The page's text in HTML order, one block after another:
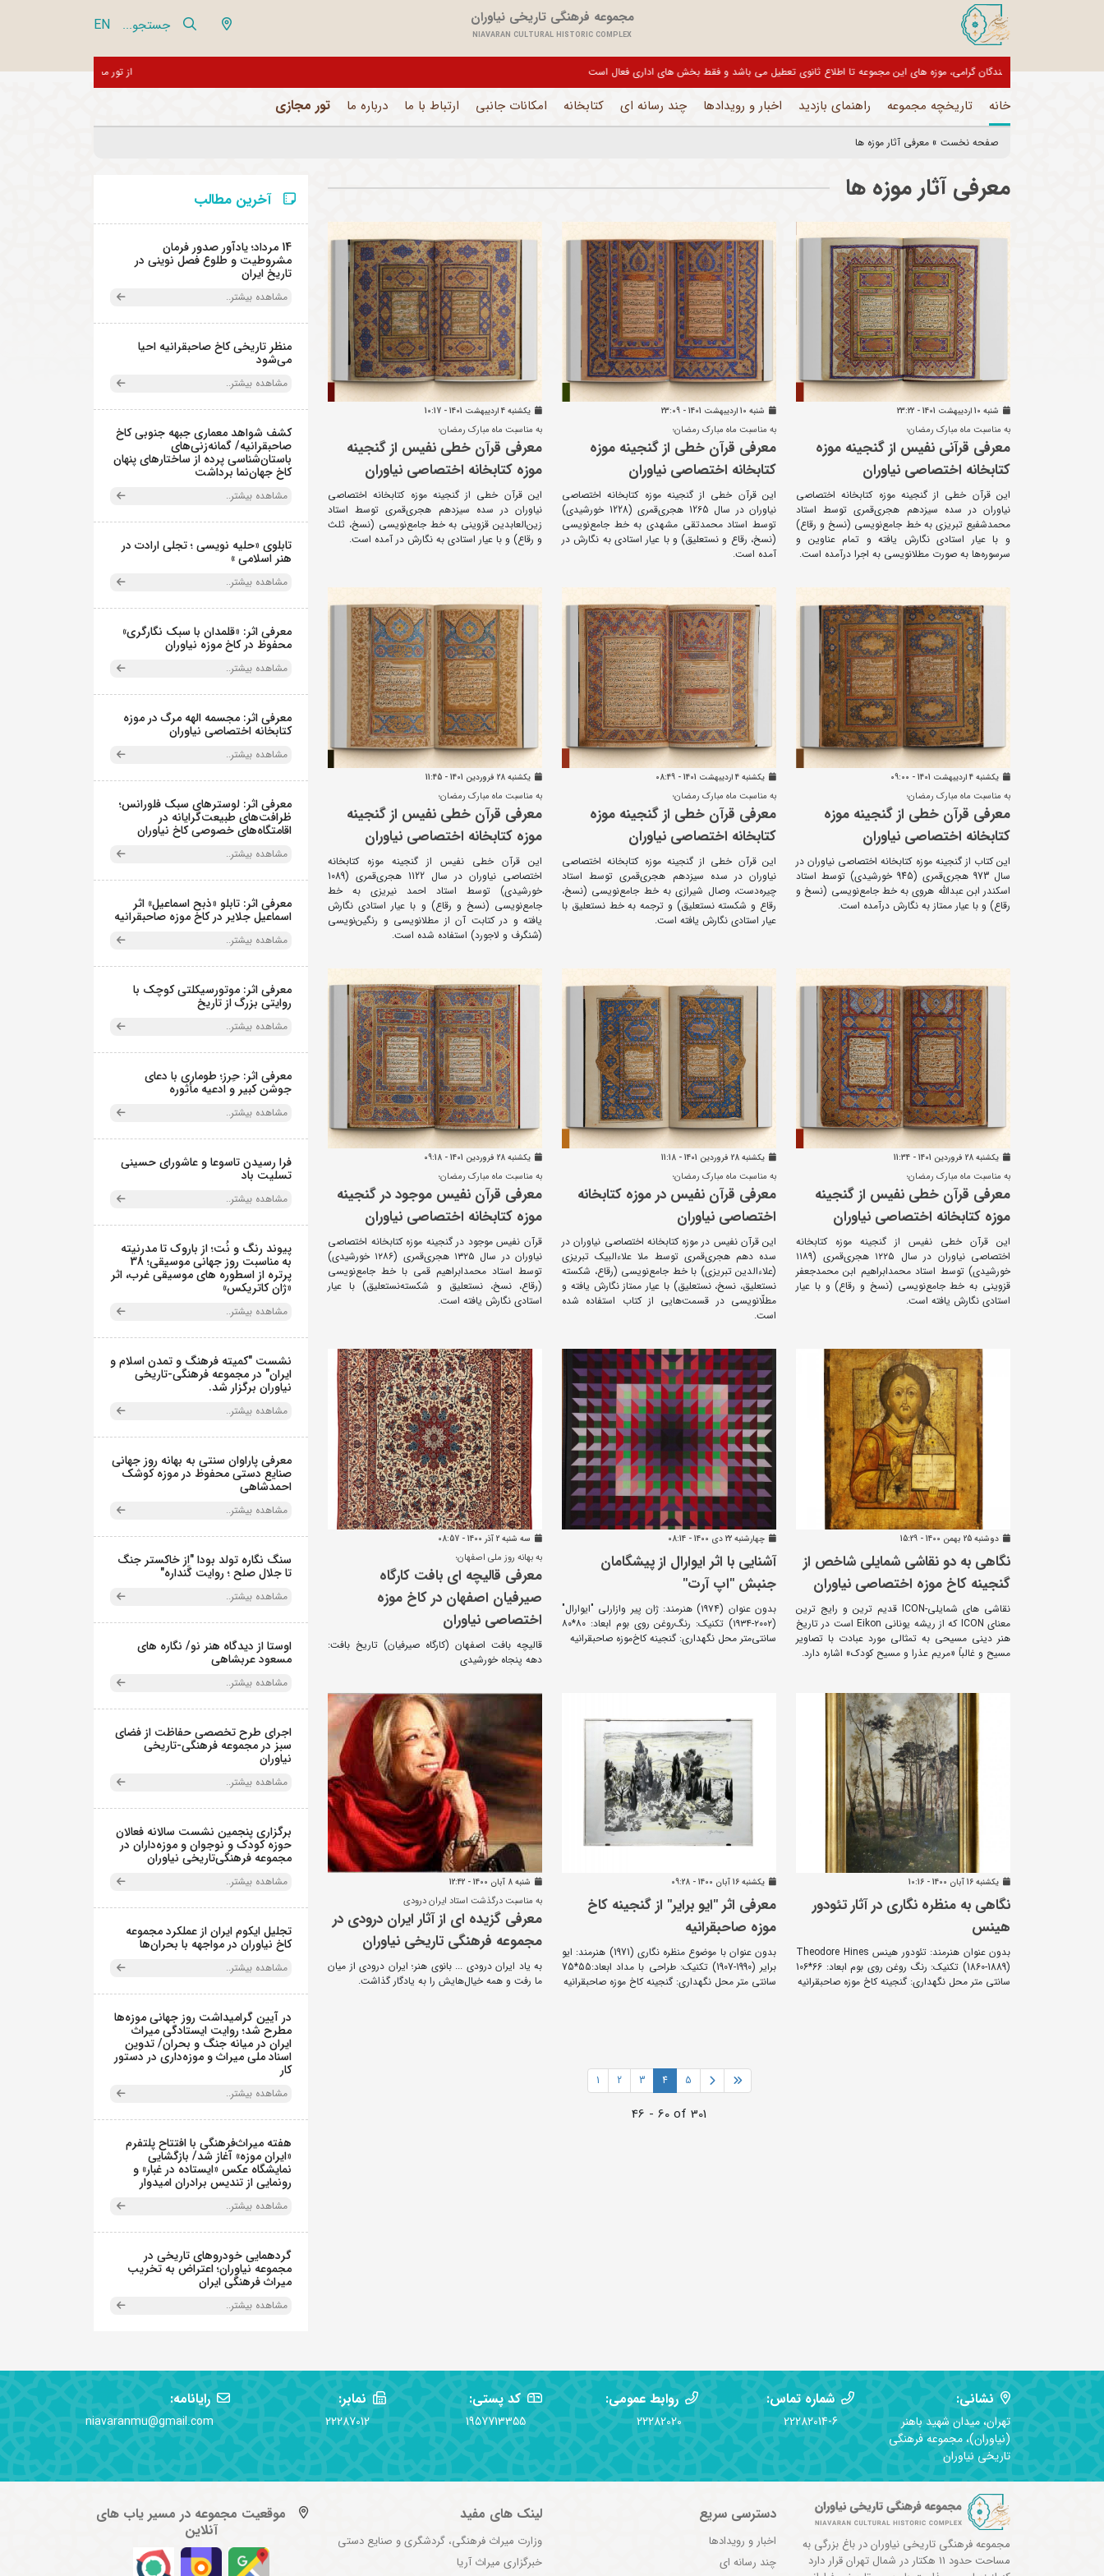
مجموعه فرهنگی تاریخی نیاوران
NIAVARAN CULTURAL HISTORIC COMPLEX جستجو... EN
از تور مجازی 360 درجه مجموعه فرهنگی تاریخی نیاوران بازدید نمایید بازدیدکنندگان گرامی، موزه های این مجموعه تا اطلاع ثانوی تعطیل می باشد و فقط بخش های اداری فعال است
خانه تاریخچه مجموعه راهنمای بازدید اخبار و رویدادها چند رسانه ای کتابخانه امکانات جانبی ارتباط با ما درباره ما تور مجازی
صفحه نخست » معرفی آثار موزه ها
معرفی آثار موزه ها
شنبه 10 ارديبهشت 1401 - 23:22
به مناسبت ماه مبارک رمضان؛
معرفی قرآنی نفیس از گنجینه موزه
کتابخانه اختصاصی نیاوران
این قرآن خطی از گنجینه موزه کتابخانه اختصاصی
نیاوران در سده سیزدهم هجری‌قمری توسط استاد
محمدشفیع تبریزی به خط جامع‌نویسی (نسخ و رقاع)
و با عیار استادی نگارش یافته و تمام عناوین و
سرسوره‌ها به صورت مطلانویسی به اجرا درآمده است.
شنبه 10 ارديبهشت 1401 - 23:09
به مناسبت ماه مبارک رمضان؛
معرفی قرآن خطی از گنجینه موزه
کتابخانه اختصاصی نیاوران
این قرآن خطی از گنجینه موزه کتابخانه اختصاصی
نیاوران در سال 1265 هجری‌قمری (1228 خورشیدی)
توسط استاد محمدتقی مشهدی به خط جامع‌نویسی
(نسخ، رقاع و نستعلیق) و با عیار استادی به نگارش در
آمده است.
يکشنبه 4 ارديبهشت 1401 - 10:17
به مناسبت ماه مبارک رمضان؛
معرفی قرآن خطی نفیس از گنجینه
موزه کتابخانه اختصاصی نیاوران
این قرآن خطی از گنجینه موزه کتابخانه اختصاصی
نیاوران در سده سیزدهم هجری‌قمری توسط استاد
زین‌العابدین قزوینی به خط جامع‌نویسی (نسخ، ثلث
و رقاع) و با عیار استادی به نگارش در آمده است.
يکشنبه 4 ارديبهشت 1401 - 09:00
به مناسبت ماه مبارک رمضان؛
معرفی قرآن خطی از گنجینه موزه
کتابخانه اختصاصی نیاوران
این کتاب از گنجینه موزه کتابخانه اختصاصی نیاوران در
سال 973 هجری‌قمری (945 خورشیدی) توسط استاد
اسکندر ابن عبدالله هروی به خط جامع‌نویسی (نسخ و
رقاع) و با عیار ممتاز به نگارش درآمده است.
يکشنبه 4 ارديبهشت 1401 - 08:49
به مناسبت ماه مبارک رمضان؛
معرفی قرآن خطی از گنجینه موزه
کتابخانه اختصاصی نیاوران
این قرآن خطی از گنجینه موزه کتابخانه اختصاصی
نیاوران در سده سیزدهم هجری‌قمری توسط استاد
چیره‌دست، وصال شیرازی به خط جامع‌نویسی (نسخ،
رقاع و شکسته نستعلیق) و ترجمه به خط نستعلیق با
عیار استادی نگارش یافته است.
يکشنبه 28 فروردين 1401 - 11:45
به مناسبت ماه مبارک رمضان؛
معرفی قرآن خطی نفیس از گنجینه
موزه کتابخانه اختصاصی نیاوران
این قرآن خطی نفیس از گنجینه موزه کتابخانه
اختصاصی نیاوران در سال 1122 هجری‌قمری (1089
خورشیدی) توسط استاد احمد نیریزی به خط
جامع‌نویسی (نسخ و رقاع) و با عیار استادی نگارش
یافته و در کتابت آن از مطلانویسی و رنگین‌نویسی
(شنگرف و لاجورد) استفاده شده است.
يکشنبه 28 فروردين 1401 - 11:34
به مناسبت ماه مبارک رمضان؛
معرفی قرآن خطی نفیس از گنجینه
موزه کتابخانه اختصاصی نیاوران
این قرآن خطی نفیس از گنجینه موزه کتابخانه
اختصاصی نیاوران در سال ۱۲۲۵ هجری‌قمری (۱۱۸۹
خورشیدی) توسط استاد محمدابراهیم ابن محمدجعفر
قزوینی به خط جامع‌نویسی (نسخ و رقاع) و با عیار
استادی نگارش یافته است.
يکشنبه 28 فروردين 1401 - 11:18
به مناسبت ماه مبارک رمضان؛
معرفی قرآن نفیس در موزه کتابخانه
اختصاصی نیاوران
این قرآن نفیس در موزه کتابخانه اختصاصی نیاوران در
سده دهم هجری‌قمری توسط ملا علاءالبیک تبریزی
(علاء‌الدین تبریزی) با خط جامع‌نویسی (رقاع، شکسته
نستعلیق، نسخ، نستعلیق) با عیار ممتاز نگارش یافته و
مطلّانویسی در قسمت‌هایی از کتاب استفاده شده
است.
يکشنبه 28 فروردين 1401 - 09:18
به مناسبت ماه مبارک رمضان؛
معرفی قرآن نفیس موجود در گنجینه
موزه کتابخانه اختصاصی نیاوران
قرآن نفیس موجود در گنجینه موزه کتابخانه اختصاصی
نیاوران در سال ۱۳۲۵ هجری‌قمری (۱۲۸۶ خورشیدی)
توسط استاد محمدابراهیم قمی با خط جامع‌نویسی
(رقاع، نسخ، نستعلیق و شکسته‌نستعلیق) با عیار
استادی نگارش یافته است.
دوشنبه 25 بهمن 1400 - 15:29
نگاهی به دو نقاشی شمایلی شاخص از
گنجینه کاخ موزه اختصاصی نیاوران
نقاشی های شمایلی-ICON قدیم ترین و رایج ترین
معنای ICON که از ریشه یونانی Eikon است در تاریخ
هنر دینی مسیحی به تمثالی مورد عبادت با تصاویر
مسیح و غالباً «مریم عذرا و مسیح کودک» اشاره دارد.
چهارشنبه 22 دی 1400 - 08:14
آشنایی با اثر ایوارال از پیشگامان
جنبش "اپ آرت"
بدون عنوان (۱۹۷۴) هنرمند: ژان پیر وازارلی "ایوارال"
(۲۰۰۲-۱۹۳۴) تکنیک: رنگ‌روغن روی بوم ابعاد: ۸۰*۸۰
سانتی‌متر محل نگهداری: گنجینه کاخ‌موزه صاحبقرانیه
سه شنبه 2 آذر 1400 - 08:57
به بهانه روز ملی اصفهان؛
معرفی قالیچه ای بافت کارگاه
صیرفیان اصفهان در کاخ موزه
اختصاصی نیاوران
قالیچه بافت اصفهان (کارگاه صیرفیان) تاریخ بافت:
دهه پنجاه خورشیدی
يکشنبه 16 آبان 1400 - 10:16
نگاهی به منظره نگاری در آثار تئودور
هینس
بدون عنوان هنرمند: تئودور هینس Theodore Hines
(1860-1889) تکنیک: رنگ روغن روی بوم ابعاد: 66*106
سانتی متر محل نگهداری: گنجینه کاخ موزه صاحبقرانیه
يکشنبه 16 آبان 1400 - 09:28
معرفی اثر "ایو برایر" از گنجینه کاخ
موزه صاحبقرانیه
بدون عنوان با موضوع منظره نگاری (1971) هنرمند: ایو
برایر (1990-1907) تکنیک: طراحی با مداد ابعاد:55*75
سانتی متر محل نگهداری: گنجینه کاخ موزه صاحبقرانیه
شنبه 8 آبان 1400 - 12:42
به مناسبت درگذشت استاد ایران درودی
معرفی گزیده ای از آثار ایران درودی در
مجموعه فرهنگی تاریخی نیاوران
به یاد ایران درودی ... بانوی هنر؛ ایران درودی از میان
ما رفت و همه خیال‌هایش را به یادگار گذاشت.
1 2 3 4 5
46 - 60 of 301
آخرین مطالب
14 مرداد؛ یادآور صدور فرمان
مشروطیت و طلوع فصل نوینی در
تاریخ ایران
مشاهده بیشتر..
منظر تاریخی کاخ صاحبقرانیه احیا
می‌شود
مشاهده بیشتر..
کشف شواهد معماری جبهه جنوبی کاخ
صاحبقرانیه/ گمانه‌زنی‌های
باستان‌شناسی پرده از ساختارهای پنهان
کاخ جهان‌نما برداشت
مشاهده بیشتر..
تابلوی «حلیه نویسی ؛ تجلی ارادت در
هنر اسلامی »
مشاهده بیشتر..
معرفی اثر: «قلمدان با سبک نگارگری»
محفوظ در کاخ موزه نیاوران
مشاهده بیشتر..
معرفی اثر: مجسمه الهه مرگ در موزه
کتابخانه اختصاصی نیاوران
مشاهده بیشتر..
معرفی اثر: لوسترهای سبک فلورانس؛
ظرافت‌های طبیعت‌گرایانه در
اقامتگاه‌های خصوصی کاخ نیاوران
مشاهده بیشتر..
معرفی اثر: تابلو «ذبح اسماعیل» اثر
اسماعیل جلایر در کاخ موزه صاحبقرانیه
مشاهده بیشتر..
معرفی اثر: موتورسیکلتی کوچک با
روایتی بزرگ از تاریخ
مشاهده بیشتر..
معرفی اثر: حِرز؛ طوماری با دعای
جوشن کبیر و ادعیه مأثوره
مشاهده بیشتر..
فرا رسیدن تاسوعا و عاشورای حسینی
تسلیت باد
مشاهده بیشتر..
پیوند رنگ و نُت؛ از باروک تا مدرنیته
به مناسبت روز جهانی موسیقی؛ 38
پرتره از اسطوره های موسیقی غرب، اثر
«ژان کاتریکس»
مشاهده بیشتر..
نشست "کمیته فرهنگ و تمدن اسلام و
ایران" در مجموعه فرهنگی‌-تاریخی
نیاوران برگزار شد.
مشاهده بیشتر..
معرفی پاراوان سنتی به بهانه روز جهانی
صنایع دستی محفوظ در موزه کوشک
احمدشاهی
مشاهده بیشتر..
سنگ نگاره تولد بودا "از خاکستر جنگ
تا جلال صلح ؛ روایت گَنداره"
مشاهده بیشتر..
اوستا از دیدگاه هنر نو/ نگاره های
مسعود عربشاهی
مشاهده بیشتر..
اجرای طرح تخصصی حفاظت از فضای
سبز در مجموعه فرهنگی-تاریخی
نیاوران
مشاهده بیشتر..
برگزاری پنجمین نشست سالانه فعالان
حوزه کودک و نوجوان و موزه‌داران در
مجموعه فرهنگی‌تاریخی نیاوران
مشاهده بیشتر..
تجلیل ایکوم ایران از عملکرد مجموعه
کاخ نیاوران در مواجهه با بحران‌ها
مشاهده بیشتر..
در آیین گرامیداشت روز جهانی موزه‌ها
مطرح شد؛ روایت ایستادگی میراث
ایران در میانه جنگ و بحران/ تدوین
اسناد ملی میراث و موزه‌داری در دستور
کار
مشاهده بیشتر..
هفته میراث‌فرهنگی با افتتاح پلتفرم
«ایران موزه» آغاز شد/ بازگشایی
نمایشگاه عکس «ایستاده در غبار» و
رونمایی از تندیس برادران امیدوار
مشاهده بیشتر..
گردهمایی خودروهای تاریخی در
مجموعه نیاوران؛ اعتراض به تخریب
میراث فرهنگی ایران
مشاهده بیشتر..
نشانی:
تهران، میدان شهید باهنر
(نیاوران)، مجموعه فرهنگی
تاریخی نیاوران
شماره تماس:
22282014-6
روابط عمومی:
22282020
کد پستی:
1957713355
نمابر:
22287012
رایانامه:
niavaranmu@gmail.com
مجموعه فرهنگی تاریخی نیاوران در باغ بزرگی به
مساحت حدود 11 هکتار در شمال تهران قرار دارد
دسترسی سریع
اخبار و رویدادها
چند رسانه ای
لینک های مفید
وزارت میراث فرهنگی، گردشگری و صنایع دستی
خبرگزاری میراث آریا
موقعیت مجموعه در مسیر یاب های
آنلاین